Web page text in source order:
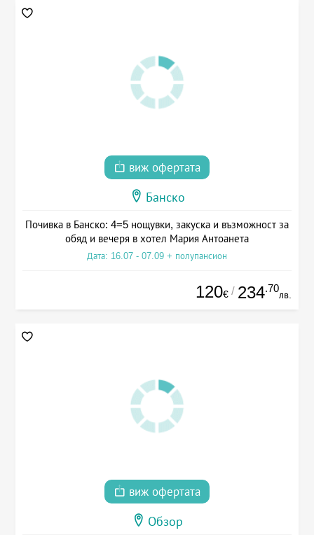
виж офертата
Банско
Почивка в Банско: 4=5 нощувки, закуска и възможност за
обяд и вечеря в хотел Мария Антоанета
Дата: 16.07 - 07.09 + полупансион
120€ / 234.70
лв.
виж офертата
Обзор